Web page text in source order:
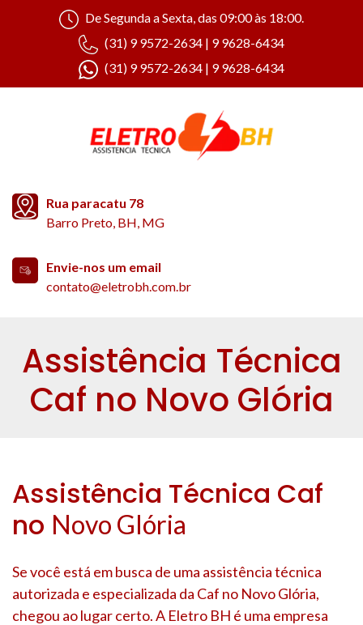
De Segunda a Sexta, das 09:00 às 18:00.
(31) 9 9572-2634 | 9 9628-6434
(31) 9 9572-2634 | 9 9628-6434
Rua paracatu 78
Barro Preto, BH, MG
Envie-nos um email
contato@eletrobh.com.br
Assistência Técnica
Caf no Novo Glória
Assistência Técnica Caf
no Novo Glória
Se você está em busca de uma assistência técnica
autorizada e especializada da Caf no Novo Glória,
chegou ao lugar certo. A Eletro BH é uma empresa